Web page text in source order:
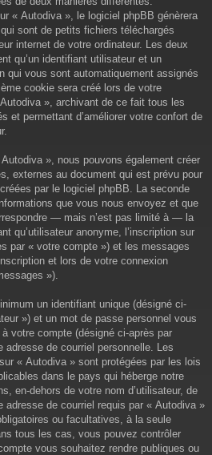
« Autodiva », le logiciel phpBB génèrera
sont de petits fichiers téléchargés
internet de votre ordinateur. Les deux
qu’un identifiant utilisateur et un
qui vous sont automatiquement assignés
cookie sera créé lors de votre
», archivant de ce fait tous les
et permettant d’améliorer votre confort de
», nous pouvons également créer
externes au document qui est prévu pour
par le logiciel phpBB. La seconde
que vous nous envoyez et que
— mais n’est pas limité à — la
qu’utilisateur anonyme, l’inscription sur
par « votre compte ») et les messages
et lors de votre connexion
»).
un identifiant unique (désigné ci-
») et un mot de passe personnel vous
votre compte (désigné ci-après par
de courriel personnelle. Les
« Autodiva » sont protégées par les lois
dans le pays qui héberge notre
en-dehors de votre nom d’utilisateur, de
de courriel requis par « Autodiva »
ou facultatives, à la seule
tous les cas, vous pouvez contrôler
vous souhaitez rendre publiques ou